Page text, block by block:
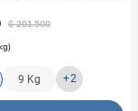
$ 201.500
)
9 Kg +2